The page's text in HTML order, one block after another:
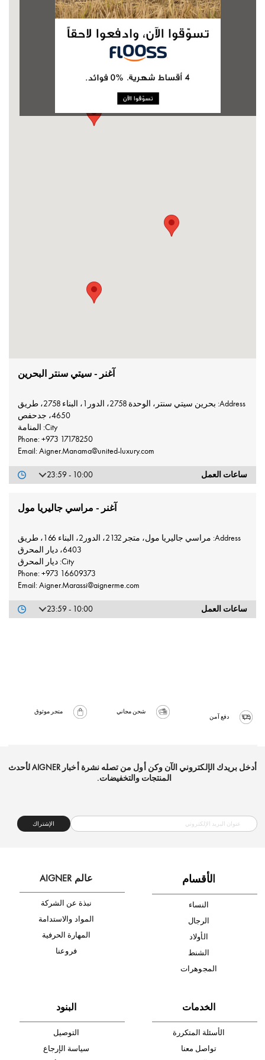
آغنر - سيتي سنتر البحرين
Address: بحرين سيتي سنتر، الوحدة 2758، الدور1، البناء 2758، طريق
4650، جدحفص
City: المنامة
Phone: +973 17178250
Email: Aigner.Manama@united-luxury.com
ساعات العمل 10:00 - 23:59
آغنر - مراسي جاليريا مول
Address: مراسي جاليريا مول، متجر 2132، الدور2، البناء 166، طريق
6403، ديار المحرق
City: ديار المحرق
Phone: +973 16609373
Email: Aigner.Marassi@aignerme.com
ساعات العمل 10:00 - 23:59
دفع آمن
متجر موثوق
المنتجات والتخفيضات.
لأقسام
النساء
الرجال
نبذة عن الشركة
المواد والاستدامة